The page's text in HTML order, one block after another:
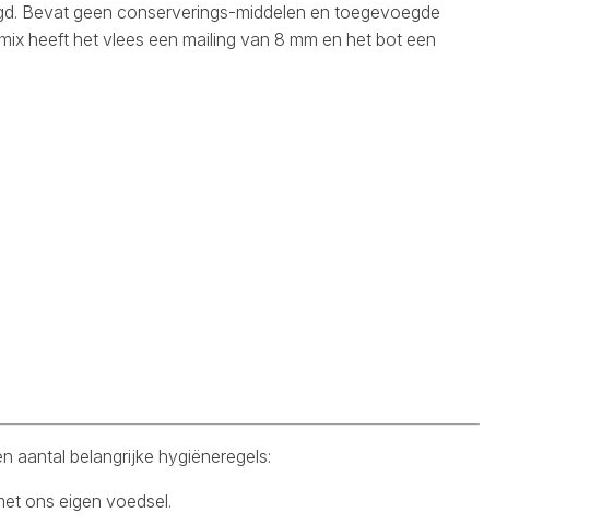
Bevat geen conserverings-middelen en toegevoegde
heeft het vlees een mailing van 8 mm en het bot een
aantal belangrijke hygiëneregels:
ons eigen voedsel.